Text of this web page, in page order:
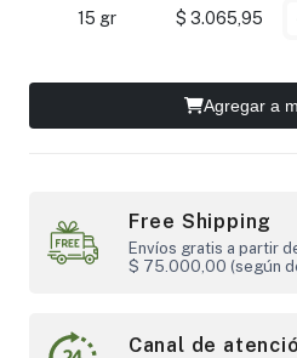
15 gr $ 3.065,95
Agregar a
Free Shipping
Envíos gratis a partir
$ 75.000,00 (según
Canal de